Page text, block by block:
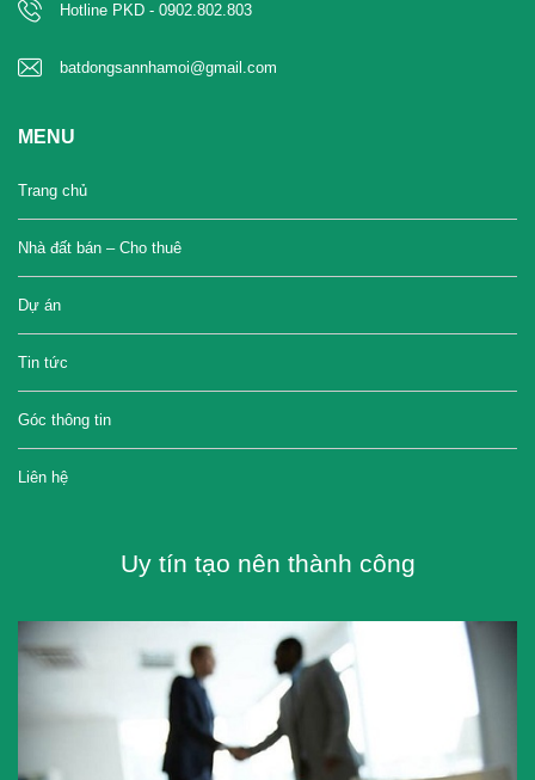
Hotline PKD - 0902.802.803
batdongsannhamoi@gmail.com
MENU
Trang chủ
Nhà đất bán – Cho thuê
Dự án
Tin tức
Góc thông tin
Liên hệ
Uy tín tạo nên thành công